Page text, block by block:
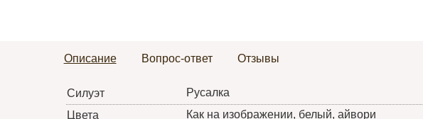
Описание Вопрос-ответ Отзывы
Силуэт
Русалка
Цвета
Как на изображении, белый, айвори